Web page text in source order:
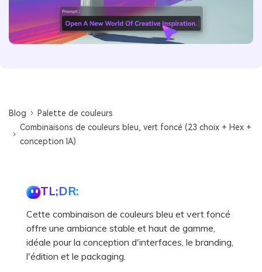
Blog
Palette de couleurs
Combinaisons de couleurs bleu, vert foncé (23 choix + Hex +
conception IA)
TL;DR:
Cette combinaison de couleurs bleu et vert foncé
offre une ambiance stable et haut de gamme,
idéale pour la conception d'interfaces, le branding,
l'édition et le packaging.